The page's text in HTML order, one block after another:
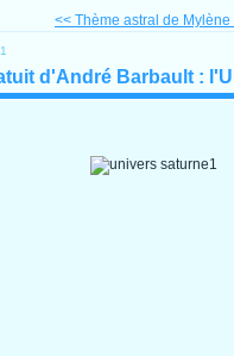
<< Thème astral de Mylène
d'André Barbault :